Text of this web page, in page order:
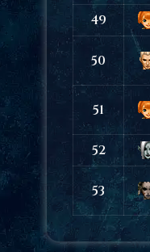
49
50
51
52
53